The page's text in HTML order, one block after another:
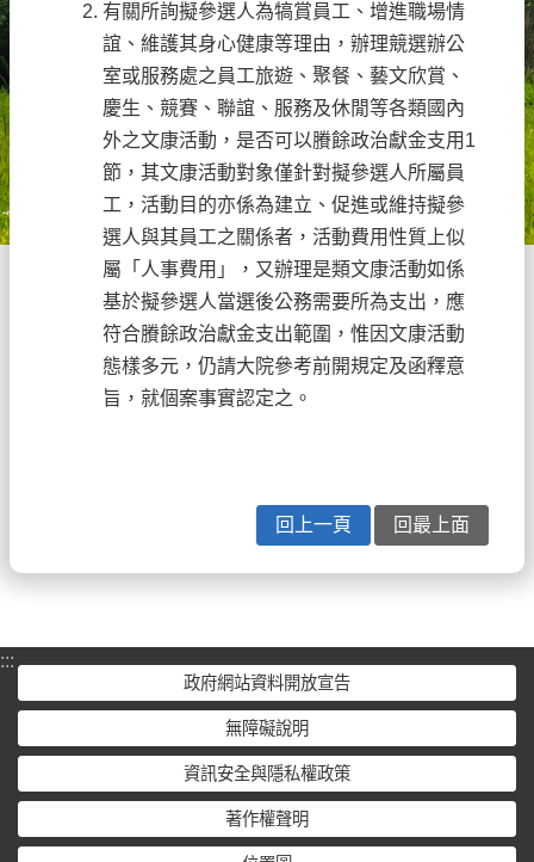
有關所詢擬參選人為犒賞員工、增進職場情
誼、維護其身心健康等理由，辦理競選辦公
室或服務處之員工旅遊、聚餐、藝文欣賞、
慶生、競賽、聯誼、服務及休閒等各類國內
外之文康活動，是否可以賸餘政治獻金支用1
節，其文康活動對象僅針對擬參選人所屬員
工，活動目的亦係為建立、促進或維持擬參
選人與其員工之關係者，活動費用性質上似
屬「人事費用」，又辦理是類文康活動如係
基於擬參選人當選後公務需要所為支出，應
符合賸餘政治獻金支出範圍，惟因文康活動
態樣多元，仍請大院參考前開規定及函釋意
旨，就個案事實認定之。
回上一頁 回最上面
:::
政府網站資料開放宣告
無障礙說明
資訊安全與隱私權政策
著作權聲明